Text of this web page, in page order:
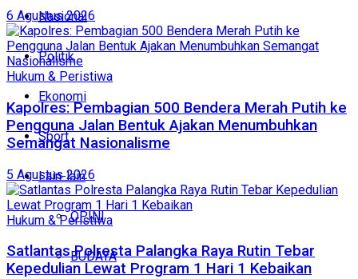
Nasional
Politik
Ekonomi
Sport
Lain-lain
OPINI
BUDAYA
6 Agustus 2026
Hukum & Peristiwa
Kapolres: Pembagian 500 Bendera Merah Putih ke
Pengguna Jalan Bentuk Ajakan Menumbuhkan
Semangat Nasionalisme
5 Agustus 2026
Hukum & Peristiwa
Satlantas Polresta Palangka Raya Rutin Tebar
Kepedulian Lewat Program 1 Hari 1 Kebaikan